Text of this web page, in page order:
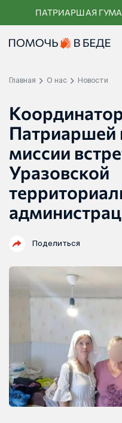
Перейти
к
контенту
ПАТРИАРШАЯ
Главная О нас Новости
Патриаршей
миссии
Уразовской
Поделиться